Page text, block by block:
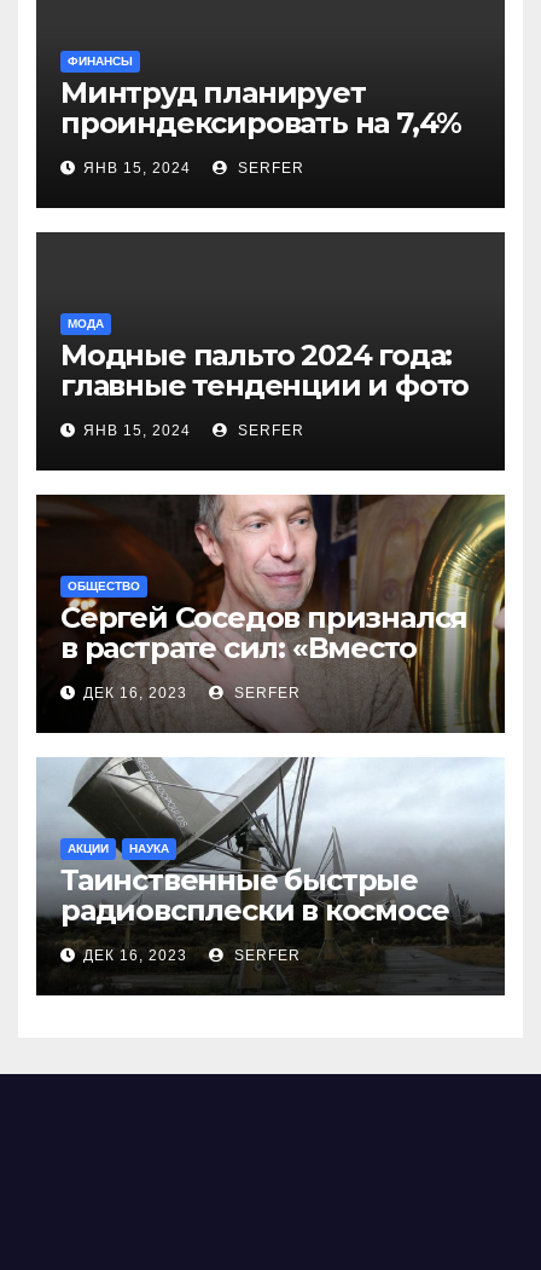
ФИНАНСЫ
Минтруд планирует
проиндексировать на 7,4%
более 40 выплат и
компенсаций
ЯНВ 15, 2024 SERFER
МОДА
Модные пальто 2024 года:
главные тенденции и фото
новинок
ЯНВ 15, 2024 SERFER
ОБЩЕСТВО
Сергей Соседов признался
в растрате сил: «Вместо
меня взяли Пригожина»
ДЕК 16, 2023 SERFER
АКЦИИ НАУКА
Таинственные быстрые
радиовсплески в космосе
сделались все более
странными
ДЕК 16, 2023 SERFER